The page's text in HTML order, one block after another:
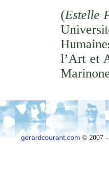
(Estelle
l’Art et
gerardcourant.com © 2007